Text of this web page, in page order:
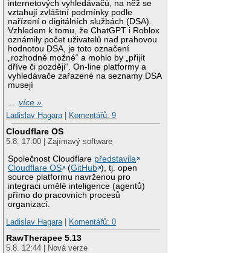
internetových vyhledávačů, na něž se
vztahují zvláštní podmínky podle
nařízení o digitálních službách (DSA).
Vzhledem k tomu, že ChatGPT i Roblox
oznámily počet uživatelů nad prahovou
hodnotou DSA, je toto označení
„rozhodně možné“ a mohlo by „přijít
dříve či později“. On-line platformy a
vyhledávače zařazené na seznamy DSA
musejí
…více »
Ladislav Hagara| Komentářů: 9
Cloudflare OS
5.8. 17:00 | Zajímavý software
Společnost Cloudflare představila
Cloudflare OS
(GitHub ), tj. open
source platformu navrženou pro
integraci umělé inteligence (agentů)
přímo do pracovních procesů
organizací.
Ladislav Hagara| Komentářů: 0
RawTherapee 5.13
5.8. 12:44 | Nová verze